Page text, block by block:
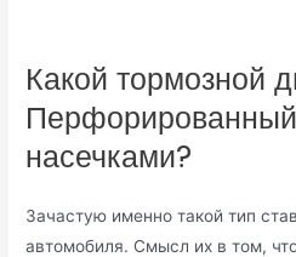
Какой тормозной
насечками?
Зачастую именно такой тип
автомобиля. Смысл их в том,